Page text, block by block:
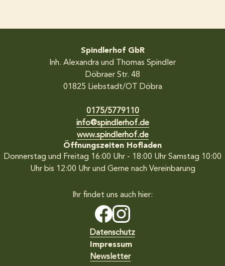
Spindlerhof GbR
Inh. Alexandra und Thomas Spindler
Döbraer Str. 48
01825 Liebstadt/OT Döbra
0175/5779110
info@spindlerhof.de
www.spindlerhof.de
Öffnungszeiten Hofladen
Donnerstag und Freitag 16:00 Uhr - 18:00 Uhr Samstag 10:00
Uhr bis 12:00 Uhr und Gerne nach Vereinbarung
Ihr findet uns auch hier:
Datenschutz
Impressum
Newsletter